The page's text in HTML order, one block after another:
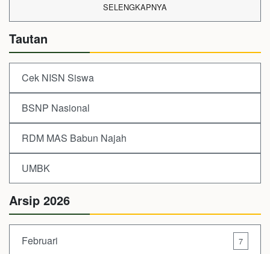
SELENGKAPNYA
Tautan
Cek NISN Siswa
BSNP Nasional
RDM MAS Babun Najah
UMBK
Arsip 2026
Februari 7